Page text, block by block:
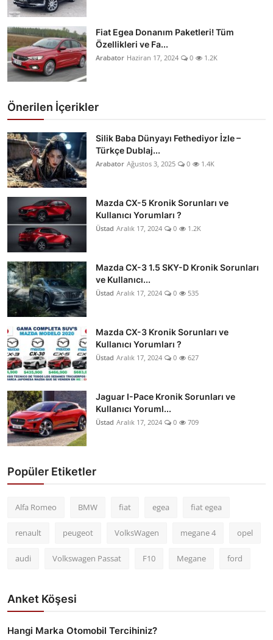
Fiat Egea Donanım Paketleri! Tüm
Özellikleri ve Fa...
Arabator Haziran 17, 2024 0 1.2K
Önerilen İçerikler
Silik Baba Dünyayı Fethediyor İzle –
Türkçe Dublaj...
Arabator Ağustos 3, 2025 0 1.4K
Mazda CX-5 Kronik Sorunları ve
Kullanıcı Yorumları ?
Üstad Aralık 17, 2024 0 1.2K
Mazda CX-3 1.5 SKY-D Kronik Sorunları
ve Kullanıcı...
Üstad Aralık 17, 2024 0 535
Mazda CX-3 Kronik Sorunları ve
Kullanıcı Yorumları ?
Üstad Aralık 17, 2024 0 627
Jaguar I-Pace Kronik Sorunları ve
Kullanıcı Yoruml...
Üstad Aralık 17, 2024 0 709
Popüler Etiketler
Alfa Romeo BMW fiat egea fiat egea
renault peugeot VolksWagen megane 4 opel
audi Volkswagen Passat F10 Megane ford
Anket Köşesi
Hangi Marka Otomobil Tercihiniz?